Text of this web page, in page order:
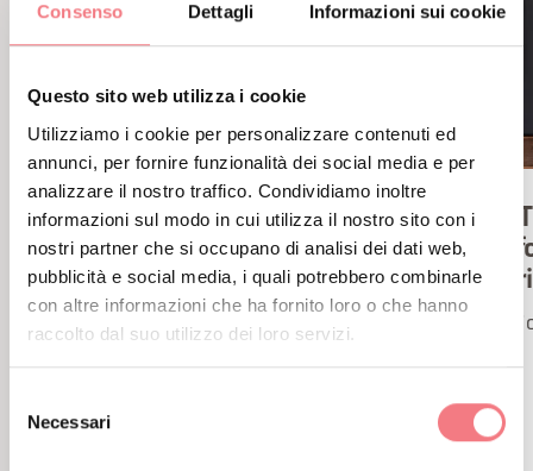
Consenso Dettagli Informazioni sui cookie
Questo sito web utilizza i cookie
Utilizziamo i cookie per personalizzare contenuti ed
annunci, per fornire funzionalità dei social media e per
analizzare il nostro traffico. Condividiamo inoltre
informazioni sul modo in cui utilizza il nostro sito con i
nostri partner che si occupano di analisi dei dati web,
pubblicità e social media, i quali potrebbero combinarle
con altre informazioni che ha fornito loro o che hanno
raccolto dal suo utilizzo dei loro servizi.
delNecessari
IAT Agordo Ufficio
Informazioni e Accoglienza
Turistica
UFFICIO TURISTICO IAT DI AGORDOVia